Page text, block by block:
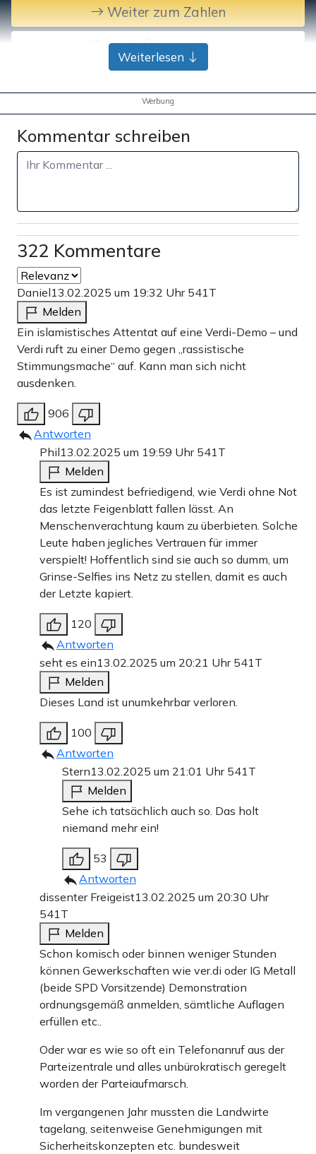
Weiter zum Zahlen
Bank-Überweisung
Weiterlesen
Werbung
Kommentar schreiben
322 Kommentare
Daniel13.02.2025 um 19:32 Uhr 541T
Melden
Ein islamistisches Attentat auf eine Verdi-Demo – und
Verdi ruft zu einer Demo gegen „rassistische
Stimmungsmache“ auf. Kann man sich nicht
ausdenken.
906
Antworten
Phil13.02.2025 um 19:59 Uhr 541T
Melden
Es ist zumindest befriedigend, wie Verdi ohne Not
das letzte Feigenblatt fallen lässt. An
Menschenverachtung kaum zu überbieten. Solche
Leute haben jegliches Vertrauen für immer
verspielt! Hoffentlich sind sie auch so dumm, um
Grinse-Selfies ins Netz zu stellen, damit es auch
der Letzte kapiert.
120
Antworten
seht es ein13.02.2025 um 20:21 Uhr 541T
Melden
Dieses Land ist unumkehrbar verloren.
100
Antworten
Stern13.02.2025 um 21:01 Uhr 541T
Melden
Sehe ich tatsächlich auch so. Das holt
niemand mehr ein!
53
Antworten
dissenter Freigeist13.02.2025 um 20:30 Uhr
541T
Melden
Schon komisch oder binnen weniger Stunden
können Gewerkschaften wie ver.di oder IG Metall
(beide SPD Vorsitzende) Demonstration
ordnungsgemäß anmelden, sämtliche Auflagen
erfüllen etc..
Oder war es wie so oft ein Telefonanruf aus der
Parteizentrale und alles unbürokratisch geregelt
worden der Parteiaufmarsch.
Im vergangenen Jahr mussten die Landwirte
tagelang, seitenweise Genehmigungen mit
Sicherheitskonzepten etc. bundesweit